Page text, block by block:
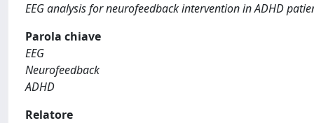
EEG analysis for neurofeedback intervention in ADHD
Parola chiave
EEG
Neurofeedback
ADHD
Relatore